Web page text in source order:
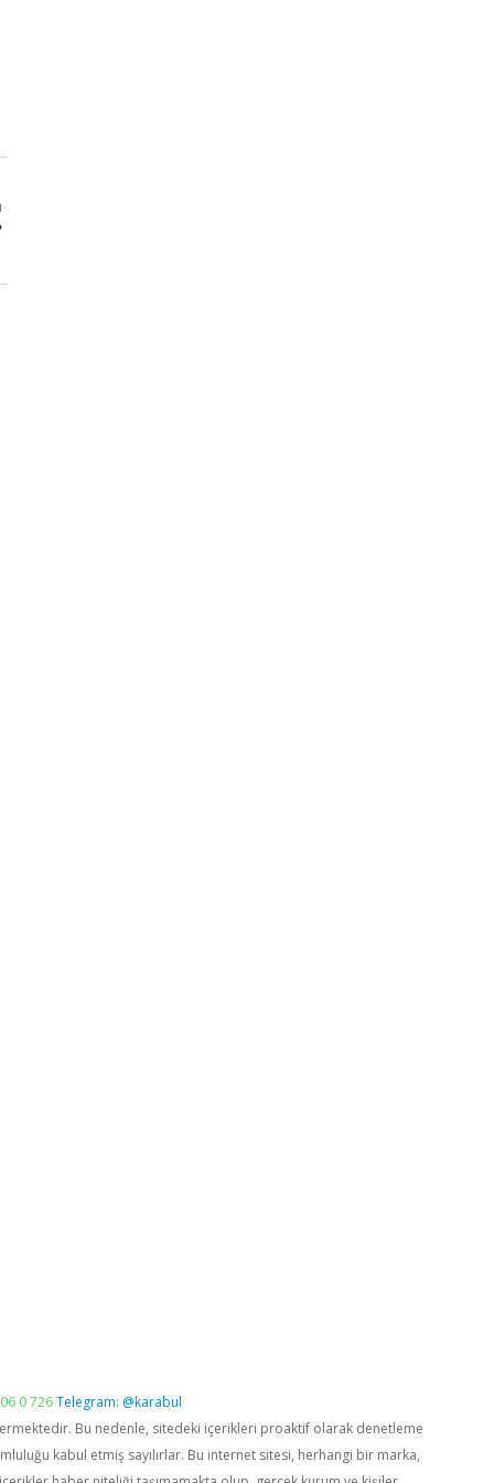
0 726Telegram: @karabul
Bu nedenle, sitedeki içerikleri proaktif olarak denetleme
kabul etmiş sayılırlar. Bu internet sitesi, herhangi bir marka,